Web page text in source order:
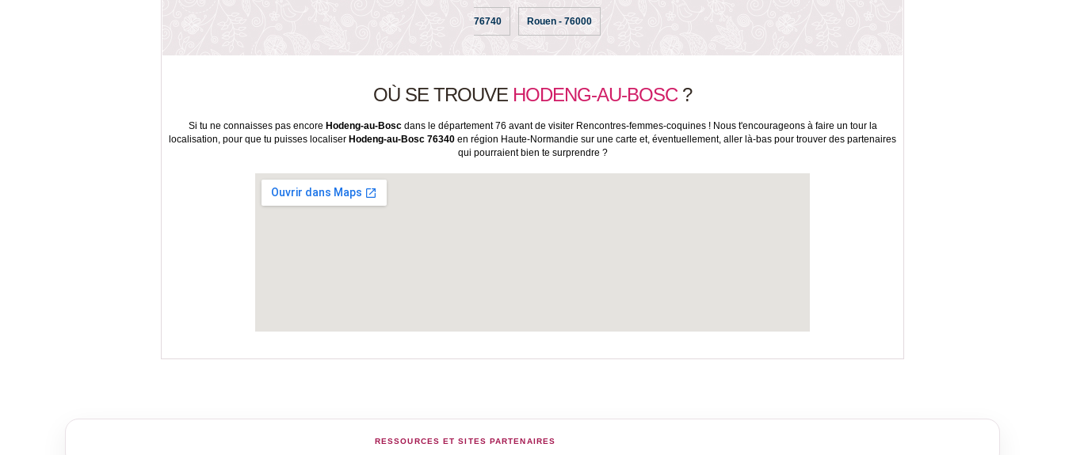
76740 Rouen - 76000
OÙ SE TROUVE HODENG-AU-BOSC ?
Si tu ne connaisses pas encore Hodeng-au-Boscdans le département 76 avant de visiter Rencontres-femmes-coquines ! Nous t'encourageons à faire un tour la
localisation, pour que tu puisses localiser Hodeng-au-Bosc 76340 en région Haute-Normandie sur une carte et, éventuellement, aller là-bas pour trouver des partenaires
qui pourraient bien te surprendre ?